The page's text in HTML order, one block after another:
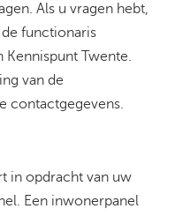
Als u vragen hebt,
functionaris
Kennispunt Twente.
van de
contactgegevens.
in opdracht van uw
Een inwonerpanel